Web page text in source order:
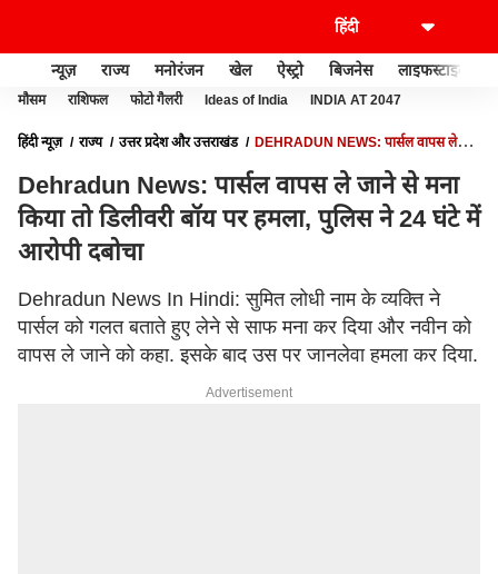
न्यूज़ राज्य मनोरंजन खेल ऐस्ट्रो बिजनेस लाइफस्टाइल
मौसम राशिफल फोटो गैलरी Ideas of India INDIA AT 2047
हिंदी न्यूज़ राज्य उत्तर प्रदेश और उत्तराखंड
DEHRADUN NEWS: पार्सल वापस ले
Dehradun News: पार्सल वापस ले जाने से मना
किया तो डिलीवरी बॉय पर हमला, पुलिस ने 24 घंटे में
आरोपी दबोचा
Dehradun News In Hindi: सुमित लोधी नाम के व्यक्ति ने
पार्सल को गलत बताते हुए लेने से साफ मना कर दिया और नवीन को
वापस ले जाने को कहा. इसके बाद उस पर जानलेवा हमला कर दिया.
Advertisement